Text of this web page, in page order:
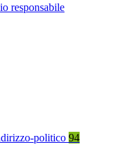
responsabile
politico 94